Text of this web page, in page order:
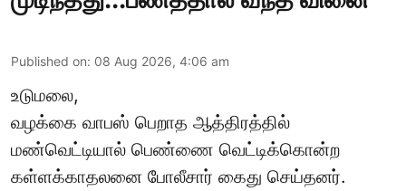
Published on: 08 Aug 2026, 4:06 am
உடுமலை,
வழக்கை வாபஸ் பெறாத ஆத்திரத்தில்
மண்வெட்டியால் பெண்ணை வெட்டிக்கொன்ற
கள்ளக்காதலனை போலீசார் கைது செய்தனர்.